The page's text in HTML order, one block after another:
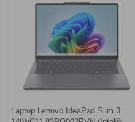
Laptop Lenovo IdeaPad Slim 3